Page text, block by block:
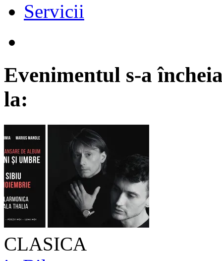
Servicii
Evenimentul s-a
la:
CLASICA